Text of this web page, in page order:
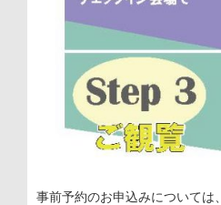
事前予約のお申込みについては、